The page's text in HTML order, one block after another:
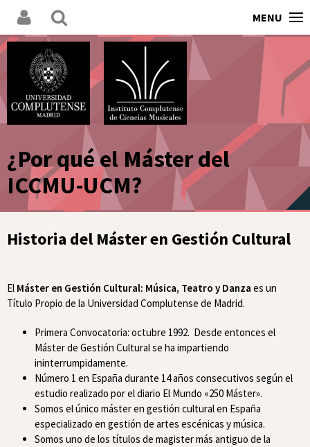
MENU
¿Por qué el Máster del
ICCMU-UCM?
Historia del Máster en Gestión Cultural
El Máster en Gestión Cultural: Música, Teatro y Danza es un
Título Propio de la Universidad Complutense de Madrid.
Primera Convocatoria: octubre 1992. Desde entonces el
Máster de Gestión Cultural se ha impartiendo
ininterrumpidamente.
Número 1 en España durante 14 años consecutivos según el
estudio realizado por el diario El Mundo «250 Máster».
Somos el único máster en gestión cultural en España
especializado en gestión de artes escénicas y música.
Somos uno de los títulos de magister más antiguo de la